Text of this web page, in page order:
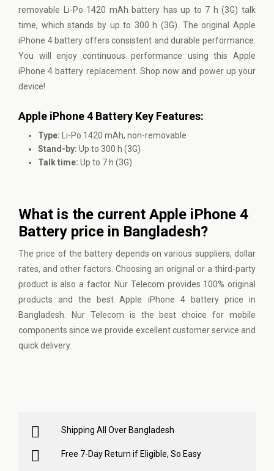
removable Li-Po 1420 mAh battery has up to 7 h (3G) talk
time, which stands by up to 300 h (3G). The original Apple
iPhone 4 battery offers consistent and durable performance.
You will enjoy continuous performance using this Apple
iPhone 4 battery replacement. Shop now and power up your
device!
Apple iPhone 4 Battery Key Features:
Type: Li-Po 1420 mAh, non-removable
Stand-by: Up to 300 h (3G)
Talk time: Up to 7 h (3G)
What is the current Apple iPhone 4
Battery price in Bangladesh?
The price of the battery depends on various suppliers, dollar
rates, and other factors. Choosing an original or a third-party
product is also a factor. Nur Telecom provides 100% original
products and the best Apple iPhone 4 battery price in
Bangladesh. Nur Telecom is the best choice for mobile
components since we provide excellent customer service and
quick delivery.
Shipping All Over Bangladesh
Free 7-Day Return if Eligible, So Easy